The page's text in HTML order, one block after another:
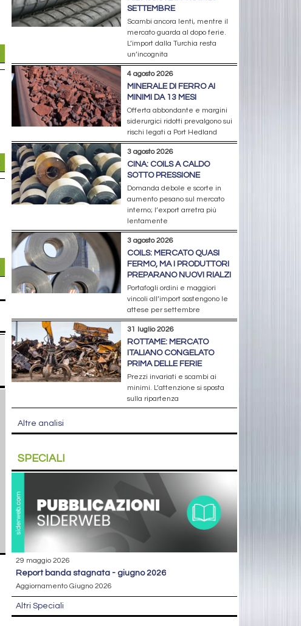
SETTEMBRE
Scambi ancora lenti, mentre il
mercato guarda al dopo ferie.
L’import dalla Turchia resta
un’incognita
4 agosto 2026
MINERALE DI FERRO AI
MINIMI DA 13 MESI
Offerta abbondante e margini
siderurgici ridotti prevalgono sui
rischi legati a Port Hedland
3 agosto 2026
CINA: COILS A CALDO
SOTTO PRESSIONE
Domanda debole e scorte in
aumento pesano sul mercato
interno; l’export arretra più
lentamente
3 agosto 2026
COILS: MERCATO QUASI
FERMO, MA I PRODUTTORI
PREPARANO NUOVI RIALZI
Portafogli ordini e maggiori
vincoli all’import sostengono le
attese per settembre
31 luglio 2026
ROTTAME: MERCATO
ITALIANO CONGELATO
PRIMA DELLE FERIE
Prezzi invariati e scambi ai
minimi. L’attenzione si sposta
sulla ripartenza
Altre analisi
SPECIALI
29 maggio 2026
report banda stagnata - giugno 2026
Aggiornamento Giugno 2026
Altri Speciali